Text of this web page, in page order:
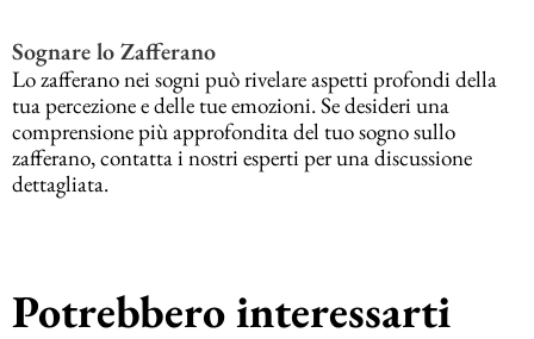
Sognare lo Zafferano
Lo zafferano nei sogni può rivelare aspetti profondi della
tua percezione e delle tue emozioni. Se desideri una
comprensione più approfondita del tuo sogno sullo
zafferano, contatta i nostri esperti per una discussione
dettagliata.
Potrebbero interessarti